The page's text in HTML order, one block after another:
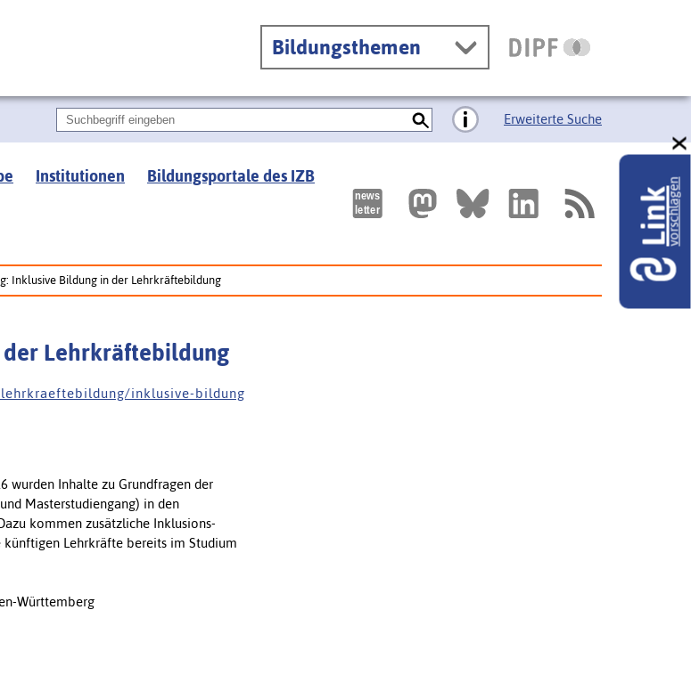
Bildungsthemen
Erweiterte Suche
Institutionen Bildungsportale des IZB
Inklusive Bildung in der Lehrkräftebildung
Lehrkräftebildung
h r k r a e f t e b i l d u n g / i n k l u s i v e - b i l d u n g
wurden Inhalte zu Grundfragen der
Masterstudiengang) in den
kommen zusätzliche Inklusions-
künftigen Lehrkräfte bereits im Studium
Württemberg
Linkvorschlagen